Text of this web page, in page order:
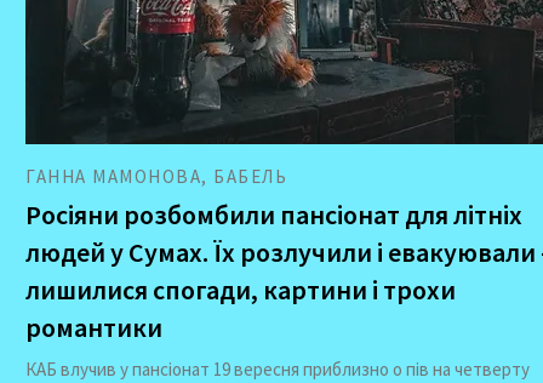
ГАННА МАМОНОВА, БАБЕЛЬ
Росіяни розбомбили пансіонат для літніх
людей у Сумах. Їх розлучили і
лишилися спогади, картини і трохи
романтики
КАБ влучив у пансіонат 19 вересня приблизно о пів на четверту